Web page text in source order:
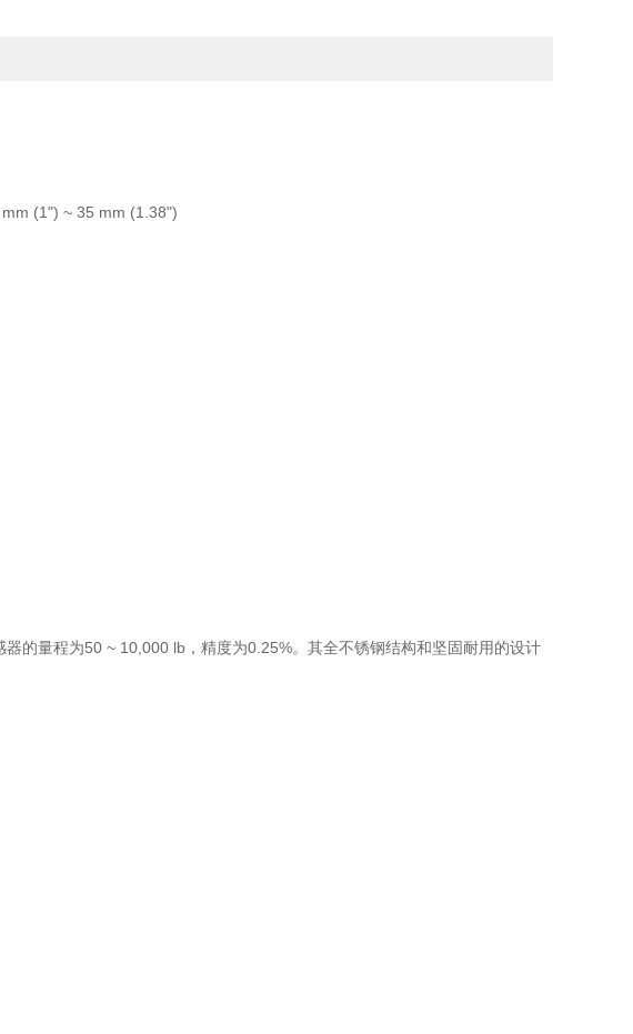
(1") ~ 35 mm (1.38")
的量程为50 ~ 10,000 lb，精度为0.25%。其全不锈钢结构和坚固耐用的设计